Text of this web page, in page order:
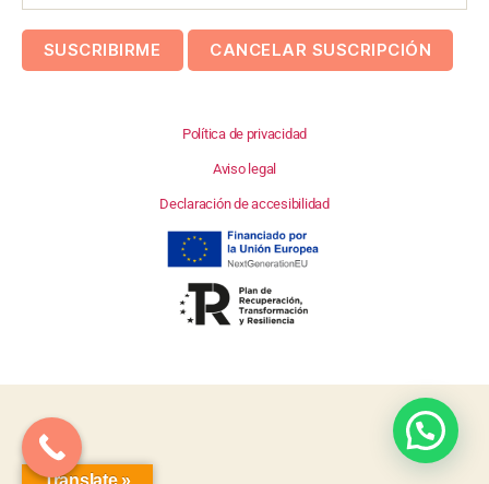
Política de privacidad
Aviso legal
Declaración de accesibilidad
Translate »